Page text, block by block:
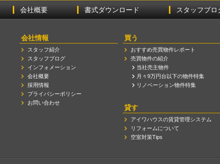
会社概要 書式ダウンロード スタッフブロ
会社情報
スタッフ紹介
スタッフブログ
インフォメーション
会社概要
採用情報
プライバシーポリシー
お問い合わせ
買う
おすすめ売買物件レポート
売買物件の紹介
当社売主物件
月々9万円台以下の物件特集
リノベーション物件特集
貸す
アイワハウスの賃貸管理システム
リフォームについて
空室対策Tips